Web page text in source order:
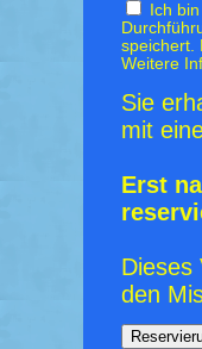
Ich
speichert.
Weitere
Sie
mit
Erst
Dieses
den